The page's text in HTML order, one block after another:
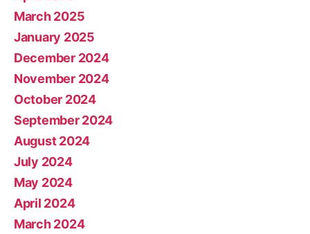
March 2025
January 2025
December 2024
November 2024
October 2024
September 2024
August 2024
July 2024
May 2024
April 2024
March 2024